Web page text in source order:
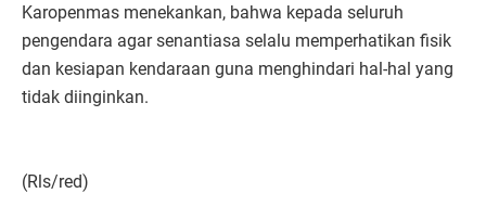
Karopenmas menekankan, bahwa kepada seluruh
pengendara agar senantiasa selalu memperhatikan fisik
dan kesiapan kendaraan guna menghindari hal-hal yang
tidak diinginkan.
(Rls/red)